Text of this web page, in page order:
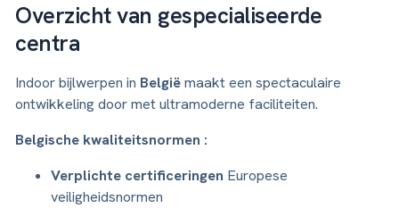
Overzicht van gespecialiseerde
centra
Indoor bijlwerpen in Belgiëmaakt een spectaculaire
ontwikkeling door met ultramoderne faciliteiten.
Belgische kwaliteitsnormen :
Verplichte certificeringen Europese
veiligheidsnormen